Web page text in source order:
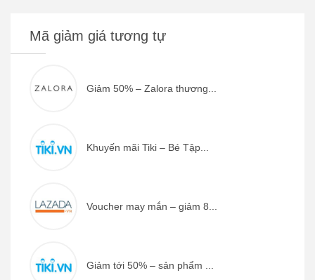
Mã giảm giá tương tự
Giảm 50% – Zalora thương...
Khuyến mãi Tiki – Bé Tập...
Voucher may mắn – giảm 8...
Giảm tới 50% – sản phẩm ...